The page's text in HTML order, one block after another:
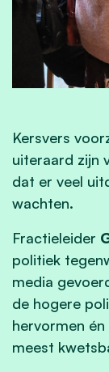
Kersvers
uiteraard zijn
dat er veel
wachten.
Fractieleider
politiek
media
de hogere
hervormen
meest